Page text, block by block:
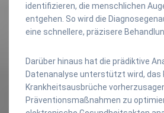
identifizieren, die menschlichen
entgehen. So wird die
eine schnellere, präzisere
Darüber hinaus hat die prädiktive
Datenanalyse unterstützt wird, das
Krankheitsausbrüche
Präventionsmaßnahmen zu